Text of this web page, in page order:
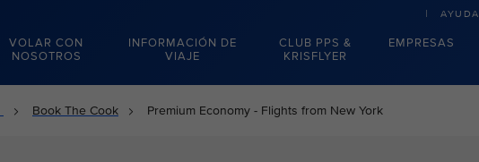
VOLAR CON
NOSOTROS
INFORMACIÓN DE
VIAJE
CLUB PPS &
KRISFLYER
EMPRESAS
AYUDA
Book The Cook Premium Economy - Flights from New York